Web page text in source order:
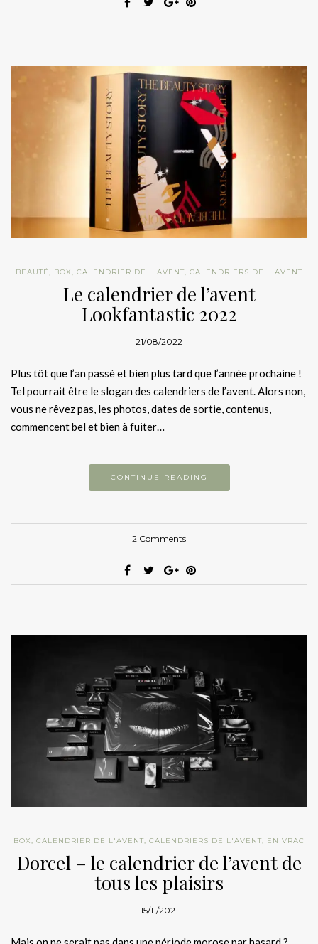
BEAUTÉ, BOX, CALENDRIER DE L'AVENT, CALENDRIERS DE L'AVENT
Le calendrier de l’avent
Lookfantastic 2022
21/08/2022
Plus tôt que l’an passé et bien plus tard que l’année prochaine !
Tel pourrait être le slogan des calendriers de l’avent. Alors non,
vous ne rêvez pas, les photos, dates de sortie, contenus,
commencent bel et bien à fuiter…
CONTINUE READING
2 Comments
BOX CALENDRIER DE L'AVENT CALENDRIERS DE L'AVENT EN VRAC
Dorcel – le calendrier de l’avent de
tous les plaisirs
15/11/2021